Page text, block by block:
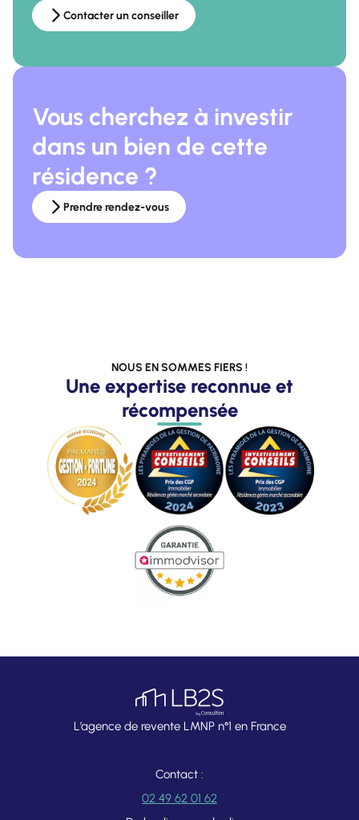
Contacter un conseiller
Vous cherchez à investir
dans un bien de cette
résidence ?
Prendre rendez-vous
NOUS EN SOMMES FIERS !
Une expertise reconnue et
récompensée
L’agence de revente LMNP n°1 en France
Contact :
02 49 62 01 62